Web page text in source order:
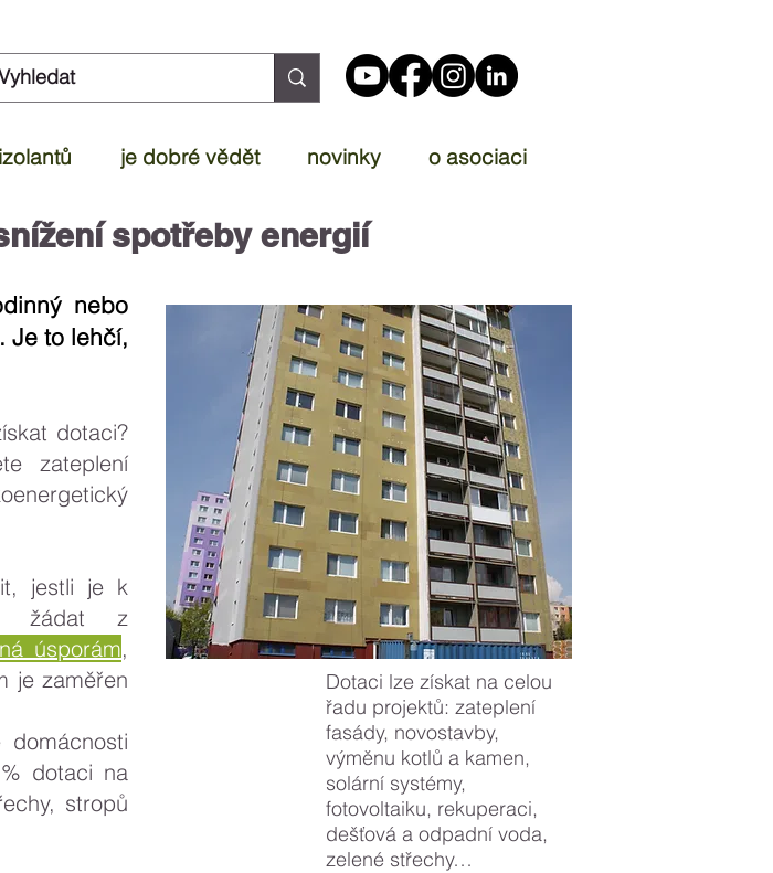
je dobré vědět novinky o asociaci
spotřeby energií
nebo
Je to lehčí,
dotaci?
zateplení
jestli je k
žádat z
úsporám,
je zaměřen
dotaci na
stropů
Dotaci lze získat na celou
řadu projektů: zateplení
fasády, novostavby,
výměnu kotlů a kamen,
solární systémy,
fotovoltaiku, rekuperaci,
dešťová a odpadní voda,
zelené střechy…